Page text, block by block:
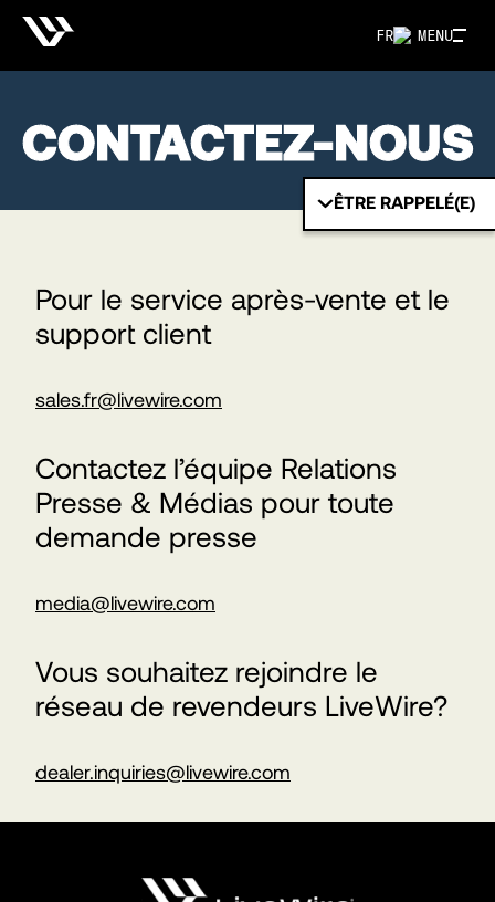
MENU
FR
ÊTRE RAPPELÉ(E)
CONTACTEZ-NOUS
Pour le service après-vente et le
support client
sales.fr@livewire.com
Contactez l’équipe Relations
Presse & Médias pour toute
demande presse
media@livewire.com
Vous souhaitez rejoindre le
réseau de revendeurs LiveWire?
dealer.inquiries@livewire.com